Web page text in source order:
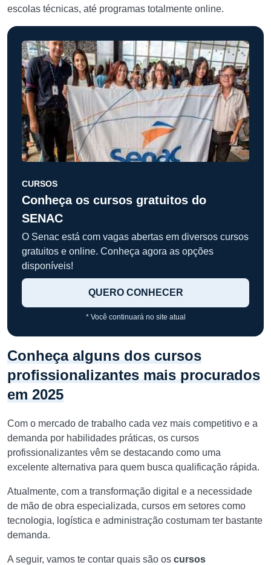
escolas técnicas, até programas totalmente online.
CURSOS
Conheça os cursos gratuitos do
SENAC
O Senac está com vagas abertas em diversos cursos
gratuitos e online. Conheça agora as opções
disponíveis!
QUERO CONHECER
* Você continuará no site atual
Conheça alguns dos cursos
profissionalizantes mais procurados
em 2025
Com o mercado de trabalho cada vez mais competitivo e a
demanda por habilidades práticas, os cursos
profissionalizantes vêm se destacando como uma
excelente alternativa para quem busca qualificação rápida.
Atualmente, com a transformação digital e a necessidade
de mão de obra especializada, cursos em setores como
tecnologia, logística e administração costumam ter bastante
demanda.
A seguir, vamos te contar quais são os cursos